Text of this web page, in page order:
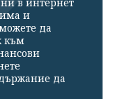
в интернет
и
да
към
да